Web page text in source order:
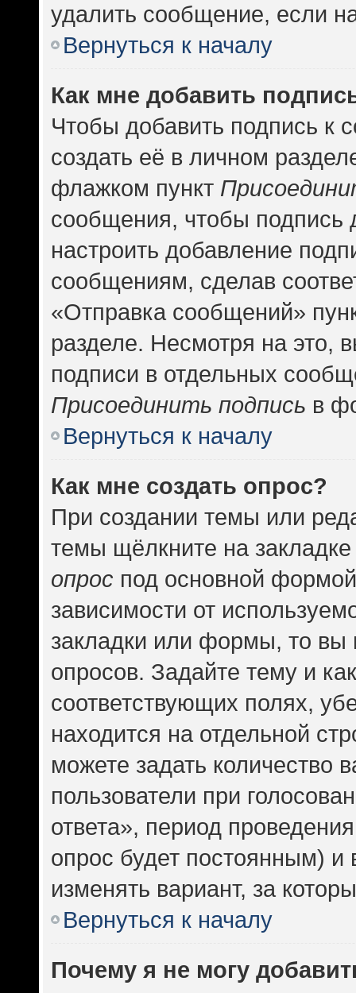
удалить сообщение, если
Вернуться к началу
Как мне добавить
Чтобы добавить подпись
создать её в личном
флажком пункт
сообщения, чтобы подпись
настроить добавление
сообщениям, сделав
«Отправка сообщений»
разделе. Несмотря на это,
подписи в отдельных
Присоединить подпись в
Вернуться к началу
Как мне создать опрос?
При создании темы или
темы щёлкните на
опрос под основной
зависимости от
закладки или формы, то вы
опросов. Задайте тему и
соответствующих полях,
находится на отдельной
можете задать количество
пользователи при
ответа», период
опрос будет постоянным) и
изменять вариант, за
Вернуться к началу
Почему я не могу